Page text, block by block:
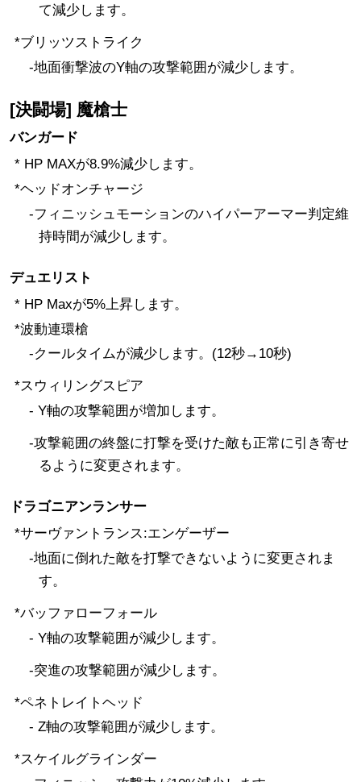
て減少します。
*ブリッツストライク
-地面衝撃波のY軸の攻撃範囲が減少します。
[決闘場] 魔槍士
バンガード
* HP MAXが8.9%減少します。
*ヘッドオンチャージ
-フィニッシュモーションのハイパーアーマー判定維
持時間が減少します。
デュエリスト
* HP Maxが5%上昇します。
*波動連環槍
-クールタイムが減少します。(12秒→10秒)
*スウィリングスピア
- Y軸の攻撃範囲が増加します。
-攻撃範囲の終盤に打撃を受けた敵も正常に引き寄せ
るように変更されます。
ドラゴニアンランサー
*サーヴァントランス:エンゲーザー
-地面に倒れた敵を打撃できないように変更されま
す。
*バッファローフォール
- Y軸の攻撃範囲が減少します。
-突進の攻撃範囲が減少します。
*ペネトレイトヘッド
- Z軸の攻撃範囲が減少します。
*スケイルグラインダー